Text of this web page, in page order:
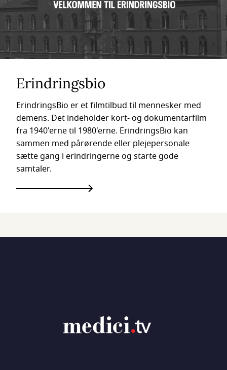
Erindringsbio
ErindringsBio er et filmtilbud til mennesker med
demens. Det indeholder kort- og dokumentarfilm
fra 1940'erne til 1980'erne. ErindringsBio kan
sammen med pårørende eller plejepersonale
sætte gang i erindringerne og starte gode
samtaler.